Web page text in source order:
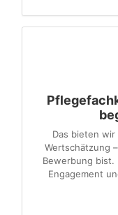
Das bieten
Wertschätzung
Bewerbung bist.
Engagement